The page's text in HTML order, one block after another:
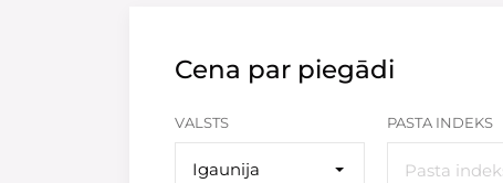
Cena par piegādi
VALSTS
Igaunija
PASTA INDEKS